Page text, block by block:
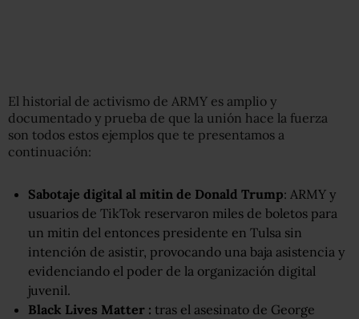
El historial de activismo de ARMY es amplio y
documentado y prueba de que la unión hace la fuerza
son todos estos ejemplos que te presentamos a
continuación:
Sabotaje digital al mitin de Donald Trump: ARMY y
usuarios de TikTok reservaron miles de boletos para
un mitin del entonces presidente en Tulsa sin
intención de asistir, provocando una baja asistencia y
evidenciando el poder de la organización digital
juvenil.
Black Lives Matter : tras el asesinato de George